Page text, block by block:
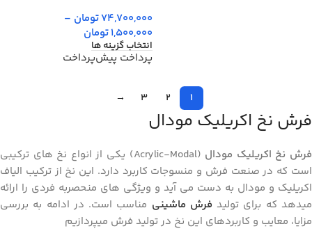
74,700,000تومان –
1,500,000تومان
انتخاب گزینه ها
پرداخت پیش‌پرداخت
1
2
3
→
فرش نخ اکریلیک مودال
فرش نخ اکریلیک مودال
(Acrylic-Modal) یکی از انواع نخ های ترکیبی
است که در صنعت فرش و منسوجات کاربرد دارد. این نخ از ترکیب الیاف
اکریلیک و مودال به دست می آید و ویژگی های منحصربه فردی را ارائه
میدهد که برای تولید فرش ماشینی مناسب است. در ادامه به بررسی
مزایا، معایب و کاربردهای این نخ در تولید فرش میپردازیم